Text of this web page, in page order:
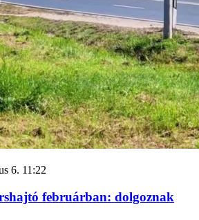
6. 11:22
februárban: dolgoznak